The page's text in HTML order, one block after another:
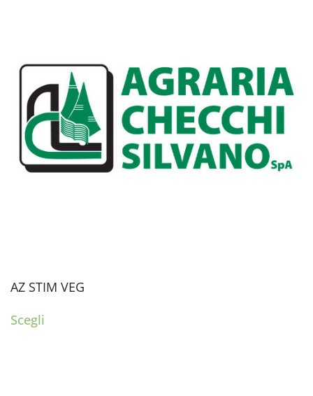
AZ STIM VEG
Scegli